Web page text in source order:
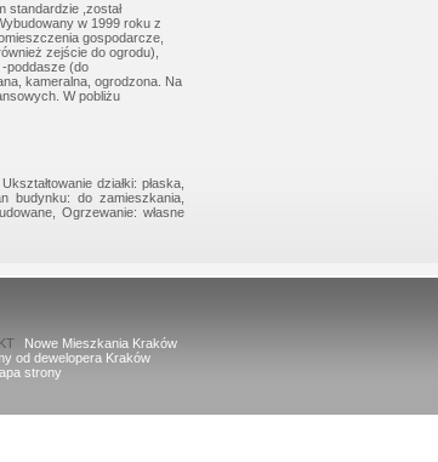
standardzie ,został
w 1999 roku z
gospodarcze,
zejście do ogrodu),
poddasze (do
kameralna, ogrodzona. Na
W pobliżu
działki: płaska,
budynku: do zamieszkania,
Ogrzewanie: własne
Nowe Mieszkania Kraków
od dewelopera Kraków
strony